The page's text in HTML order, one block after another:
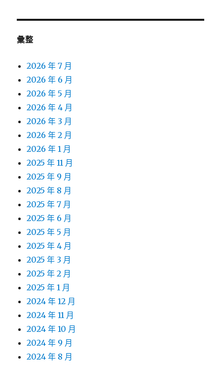
彙整
2026 年 7 月
2026 年 6 月
2026 年 5 月
2026 年 4 月
2026 年 3 月
2026 年 2 月
2026 年 1 月
2025 年 11 月
2025 年 9 月
2025 年 8 月
2025 年 7 月
2025 年 6 月
2025 年 5 月
2025 年 4 月
2025 年 3 月
2025 年 2 月
2025 年 1 月
2024 年 12 月
2024 年 11 月
2024 年 10 月
2024 年 9 月
2024 年 8 月